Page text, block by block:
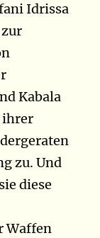
Idrissa
Kabala
ihrer
zu. Und
diese
Waffen